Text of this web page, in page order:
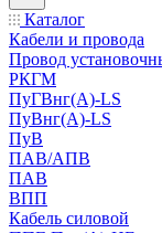
Каталог
Кабели и провода
Провод
РКГМ
ПуГВнг(А)-LS
ПуВнг(А)-LS
ПуВ
ПАВ/АПВ
ПАВ
ВПП
Кабель силовой